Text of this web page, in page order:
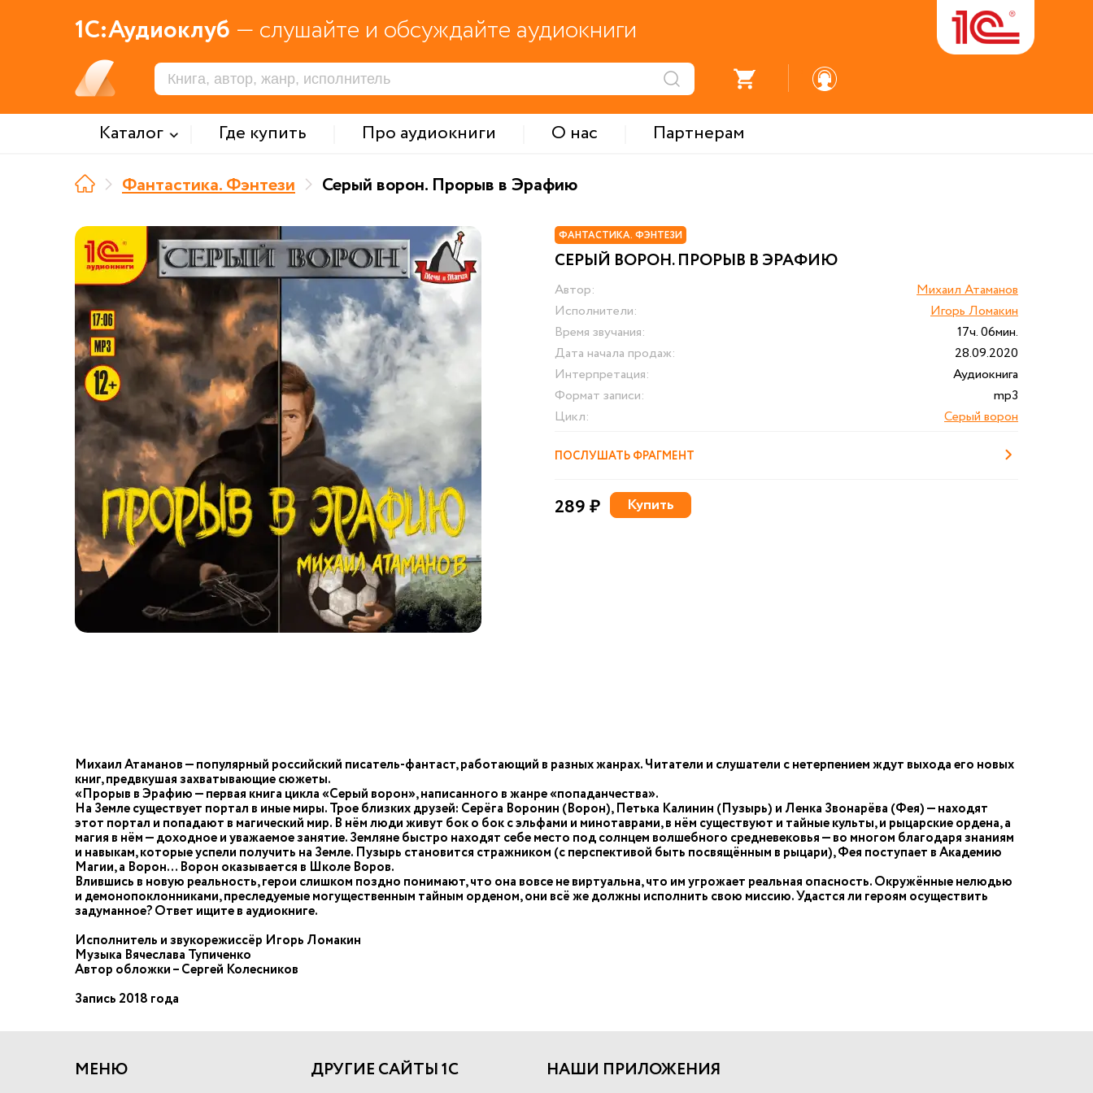
1С:Аудиоклуб — слушайте и обсуждайте аудиокниги
Каталог Где купить Про аудиокниги О нас
Партнерам
Фантастика. Фэнтези
Серый ворон. Прорыв в Эрафию
ФАНТАСТИКА. ФЭНТЕЗИ
СЕРЫЙ ВОРОН. ПРОРЫВ В ЭРАФИЮ
Автор:
Михаил Атаманов
Исполнители:
Игорь Ломакин
Время звучания:
17ч. 06мин.
Дата начала продаж:
28.09.2020
Интерпретация:
Аудиокнига
Формат записи:
mp3
Цикл:
Серый ворон
ПОСЛУШАТЬ ФРАГМЕНТ
289 ₽ Купить
Михаил Атаманов — популярный российский писатель-фантаст, работающий в разных жанрах. Читатели и слушатели с нетерпением ждут выхода его новых
книг, предвкушая захватывающие сюжеты.
«Прорыв в Эрафию — первая книга цикла «Серый ворон», написанного в жанре «попаданчества».
На Земле существует портал в иные миры. Трое близких друзей: Серёга Воронин (Ворон), Петька Калинин (Пузырь) и Ленка Звонарёва (Фея) — находят
этот портал и попадают в магический мир. В нём люди живут бок о бок с эльфами и минотаврами, в нём существуют и тайные культы, и рыцарские ордена, а
магия в нём — доходное и уважаемое занятие. Земляне быстро находят себе место под солнцем волшебного средневековья — во многом благодаря знаниям
и навыкам, которые успели получить на Земле. Пузырь становится стражником (с перспективой быть посвящённым в рыцари), Фея поступает в Академию
Магии, а Ворон… Ворон оказывается в Школе Воров.
Влившись в новую реальность, герои слишком поздно понимают, что она вовсе не виртуальна, что им угрожает реальная опасность. Окружённые нелюдью
и демонопоклонниками, преследуемые могущественным тайным орденом, они всё же должны исполнить свою миссию. Удастся ли героям осуществить
задуманное? Ответ ищите в аудиокниге.
Исполнитель и звукорежиссёр Игорь Ломакин
Музыка Вячеслава Тупиченко
Автор обложки – Сергей Колесников
Запись 2018 года
МЕНЮ ДРУГИЕ САЙТЫ 1С НАШИ ПРИЛОЖЕНИЯ